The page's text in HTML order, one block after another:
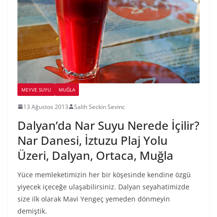
MEYVE SUYU MUĞLA
13 Ağustos 2013 Salih Seckin Sevinc
Dalyan’da Nar Suyu Nerede İçilir?
Nar Danesi, İztuzu Plaj Yolu
Üzeri, Dalyan, Ortaca, Muğla
Yüce memleketimizin her bir köşesinde kendine özgü
yiyecek içeceğe ulaşabilirsiniz. Dalyan seyahatimizde
size ilk olarak Mavi Yengeç yemeden dönmeyin
demiştik.